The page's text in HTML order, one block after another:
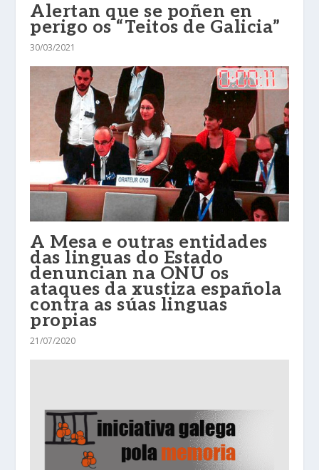
Alertan que se poñen en
perigo os “Teitos de Galicia”
30/03/2021
A Mesa e outras entidades
das linguas do Estado
denuncian na ONU os
ataques da xustiza española
contra as súas linguas
propias
21/07/2020